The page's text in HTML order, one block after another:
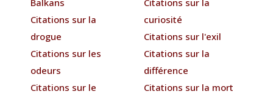
Citations sur la
drogue
Citations sur les
odeurs
Citations sur le
curiosité
Citations sur l'exil
Citations sur la
différence
Citations sur la mort